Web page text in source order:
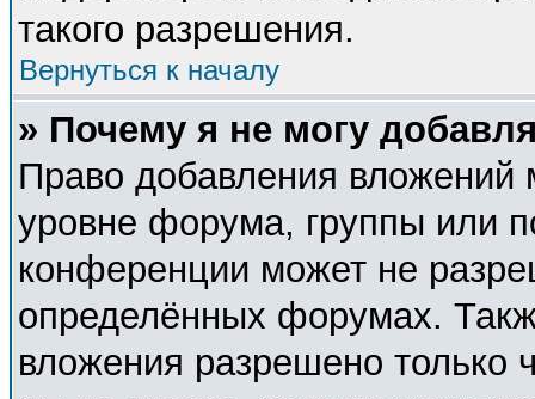
такого разрешения.
Вернуться к началу
» Почему я не могу
Право добавления вложений
уровне форума, группы или
конференции может не
определённых форумах.
вложения разрешено только